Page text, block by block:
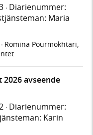
· Diarienummer:
Maria
· Romina Pourmokhtari,
avseende
· Diarienummer:
Karin